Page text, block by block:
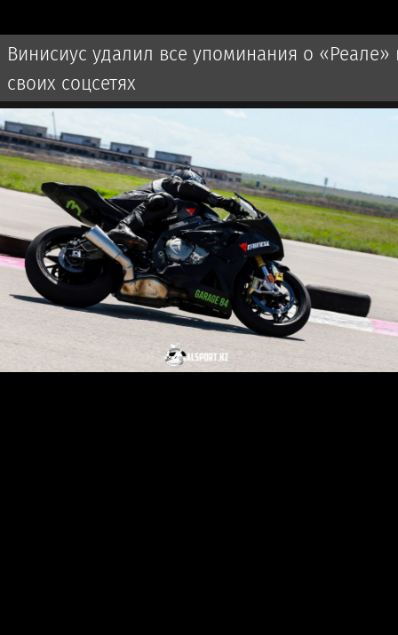
Винисиус удалил все упоминания о «Реале»
своих соцсетях